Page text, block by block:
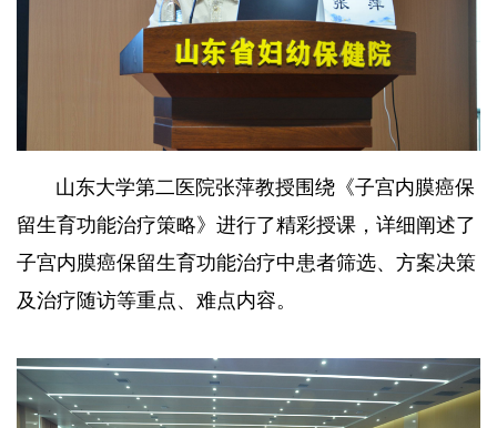
山东大学第二医院张萍教授围绕《子宫内膜癌保
留生育功能治疗策略》进行了精彩授课，详细阐述了
子宫内膜癌保留生育功能治疗中患者筛选、方案决策
及治疗随访等重点、难点内容。